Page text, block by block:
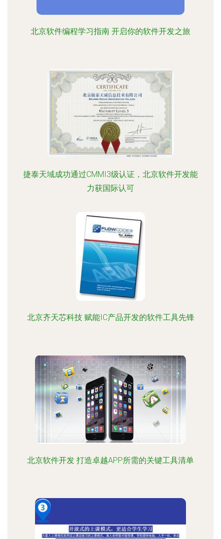
北京软件编程学习指南 开启你的软件开发之旅
捷泰天域成功通过CMMI3级认证，北京软件开发能
力获国际认可
北京齐天芯科技 赋能IC产品开发的软件工具先锋
北京软件开发 打造卓越APP所需的关键工具清单